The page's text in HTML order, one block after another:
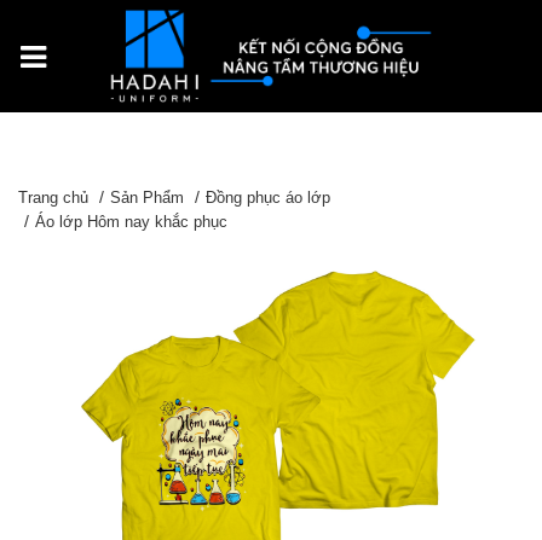
Trang chủ Sản Phẩm
Đồng phục áo lớp
Áo lớp Hôm nay khắc phục